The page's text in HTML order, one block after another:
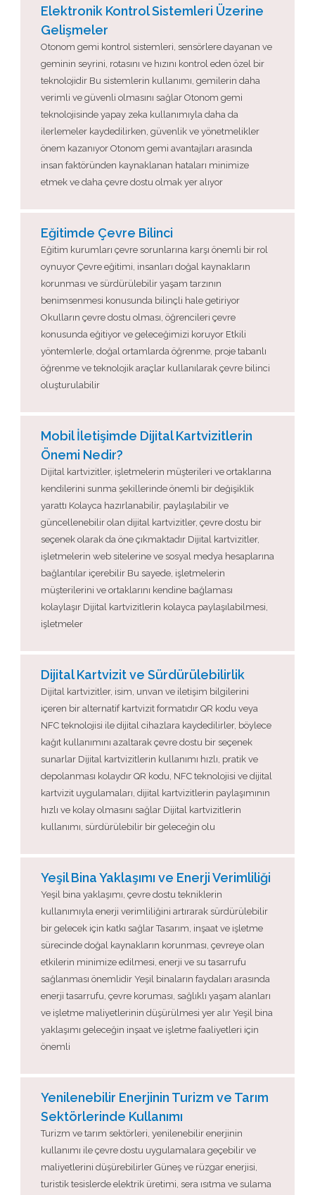
Elektronik Kontrol Sistemleri Üzerine
Gelişmeler
Otonom gemi kontrol sistemleri, sensörlere dayanan ve
geminin seyrini, rotasını ve hızını kontrol eden özel bir
teknolojidir Bu sistemlerin kullanımı, gemilerin daha
verimli ve güvenli olmasını sağlar Otonom gemi
teknolojisinde yapay zeka kullanımıyla daha da
ilerlemeler kaydedilirken, güvenlik ve yönetmelikler
önem kazanıyor Otonom gemi avantajları arasında
insan faktöründen kaynaklanan hataları minimize
etmek ve daha çevre dostu olmak yer alıyor
Eğitimde Çevre Bilinci
Eğitim kurumları çevre sorunlarına karşı önemli bir rol
oynuyor Çevre eğitimi, insanları doğal kaynakların
korunması ve sürdürülebilir yaşam tarzının
benimsenmesi konusunda bilinçli hale getiriyor
Okulların çevre dostu olması, öğrencileri çevre
konusunda eğitiyor ve geleceğimizi koruyor Etkili
yöntemlerle, doğal ortamlarda öğrenme, proje tabanlı
öğrenme ve teknolojik araçlar kullanılarak çevre bilinci
oluşturulabilir
Mobil İletişimde Dijital Kartvizitlerin
Önemi Nedir?
Dijital kartvizitler, işletmelerin müşterileri ve ortaklarına
kendilerini sunma şekillerinde önemli bir değişiklik
yarattı Kolayca hazırlanabilir, paylaşılabilir ve
güncellenebilir olan dijital kartvizitler, çevre dostu bir
seçenek olarak da öne çıkmaktadır Dijital kartvizitler,
işletmelerin web sitelerine ve sosyal medya hesaplarına
bağlantılar içerebilir Bu sayede, işletmelerin
müşterilerini ve ortaklarını kendine bağlaması
kolaylaşır Dijital kartvizitlerin kolayca paylaşılabilmesi,
işletmeler
Dijital Kartvizit ve Sürdürülebilirlik
Dijital kartvizitler, isim, unvan ve iletişim bilgilerini
içeren bir alternatif kartvizit formatıdır QR kodu veya
NFC teknolojisi ile dijital cihazlara kaydedilirler, böylece
kağıt kullanımını azaltarak çevre dostu bir seçenek
sunarlar Dijital kartvizitlerin kullanımı hızlı, pratik ve
depolanması kolaydır QR kodu, NFC teknolojisi ve dijital
kartvizit uygulamaları, dijital kartvizitlerin paylaşımının
hızlı ve kolay olmasını sağlar Dijital kartvizitlerin
kullanımı, sürdürülebilir bir geleceğin olu
Yeşil Bina Yaklaşımı ve Enerji Verimliliği
Yeşil bina yaklaşımı, çevre dostu tekniklerin
kullanımıyla enerji verimliliğini artırarak sürdürülebilir
bir gelecek için katkı sağlar Tasarım, inşaat ve işletme
sürecinde doğal kaynakların korunması, çevreye olan
etkilerin minimize edilmesi, enerji ve su tasarrufu
sağlanması önemlidir Yeşil binaların faydaları arasında
enerji tasarrufu, çevre koruması, sağlıklı yaşam alanları
ve işletme maliyetlerinin düşürülmesi yer alır Yeşil bina
yaklaşımı geleceğin inşaat ve işletme faaliyetleri için
önemli
Yenilenebilir Enerjinin Turizm ve Tarım
Sektörlerinde Kullanımı
Turizm ve tarım sektörleri, yenilenebilir enerjinin
kullanımı ile çevre dostu uygulamalara geçebilir ve
maliyetlerini düşürebilirler Güneş ve rüzgar enerjisi,
turistik tesislerde elektrik üretimi, sera ısıtma ve sulama